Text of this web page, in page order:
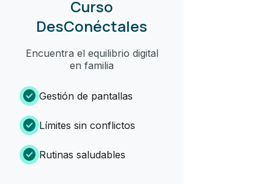
Curso
DesConéctales
Encuentra el equilibrio digital
en familia
check_circle Gestión de pantallas
check_circle Límites sin conflictos
check_circle Rutinas saludables